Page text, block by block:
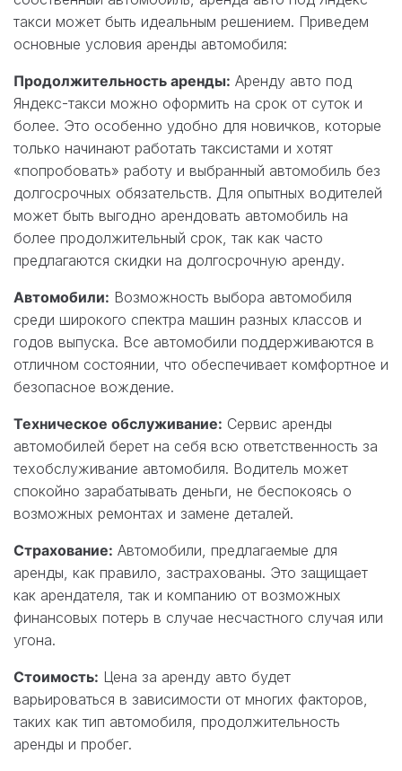
такси может быть идеальным решением. Приведем
основные условия аренды автомобиля:
Продолжительность аренды: Аренду авто под
Яндекс-такси можно оформить на срок от суток и
более. Это особенно удобно для новичков, которые
только начинают работать таксистами и хотят
«попробовать» работу и выбранный автомобиль без
долгосрочных обязательств. Для опытных водителей
может быть выгодно арендовать автомобиль на
более продолжительный срок, так как часто
предлагаются скидки на долгосрочную аренду.
Автомобили: Возможность выбора автомобиля
среди широкого спектра машин разных классов и
годов выпуска. Все автомобили поддерживаются в
отличном состоянии, что обеспечивает комфортное и
безопасное вождение.
Техническое обслуживание: Сервис аренды
автомобилей берет на себя всю ответственность за
техобслуживание автомобиля. Водитель может
спокойно зарабатывать деньги, не беспокоясь о
возможных ремонтах и замене деталей.
Страхование: Автомобили, предлагаемые для
аренды, как правило, застрахованы. Это защищает
как арендателя, так и компанию от возможных
финансовых потерь в случае несчастного случая или
угона.
Стоимость: Цена за аренду авто будет
варьироваться в зависимости от многих факторов,
таких как тип автомобиля, продолжительность
аренды и пробег.